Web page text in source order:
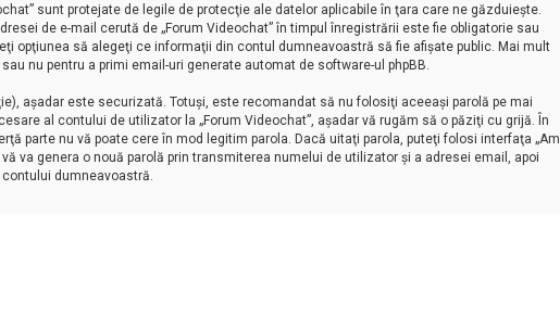
sunt protejate de legile de protecţie ale datelor aplicabile în ţara care ne găzduieşte.
de e-mail cerută de „Forum Videochat” în timpul înregistrării este fie obligatorie sau
opţiunea să alegeţi ce informaţii din contul dumneavoastră să fie afişate public. Mai mult
nu pentru a primi email-uri generate automat de software-ul phpBB.
aşadar este securizată. Totuşi, este recomandat să nu folosiţi aceeaşi parolă pe mai
al contului de utilizator la „Forum Videochat”, aşadar vă rugăm să o păziţi cu grijă. În
parte nu vă poate cere în mod legitim parola. Dacă uitaţi parola, puteţi folosi interfaţa „Am
va genera o nouă parolă prin transmiterea numelui de utilizator şi a adresei email, apoi
dumneavoastră.